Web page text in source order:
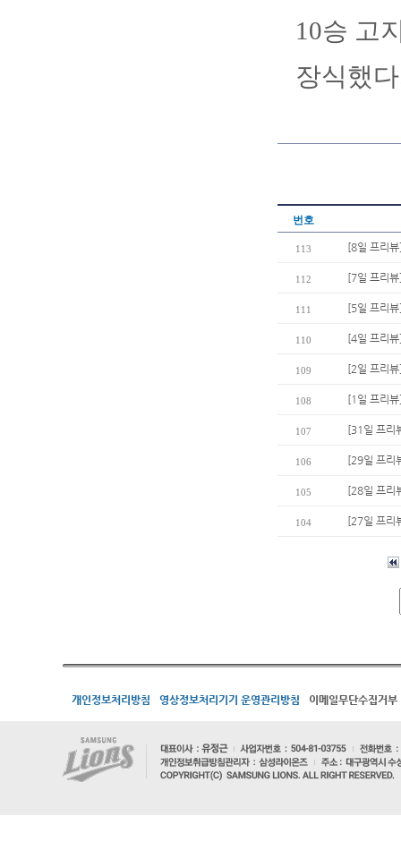
10승 고
장식했
번호
113 [8일 프리
112 [7일 프리
111 [5일 프리
110 [4일 프리
109 [2일 프리
108 [1일 프리
107 [31일 프리
106 [29일 프리
105 [28일 프리
104 [27일 프리
개인정보처리방침 영상정보처리기기 운영관리방침 이메일무단수집거부